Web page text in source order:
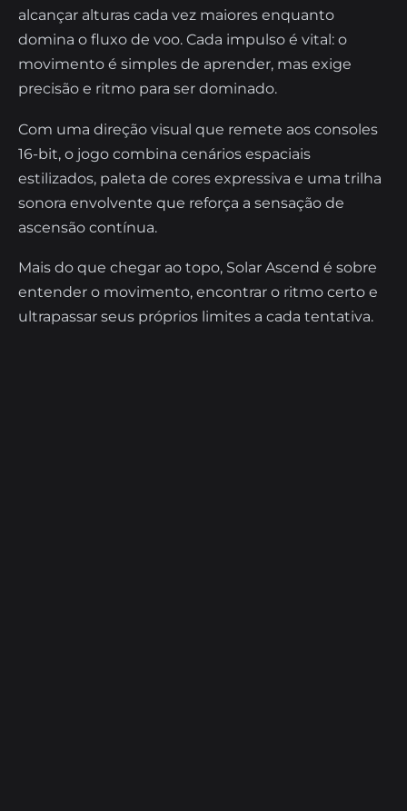
alcançar alturas cada vez maiores enquanto
domina o fluxo de voo. Cada impulso é vital: o
movimento é simples de aprender, mas exige
precisão e ritmo para ser dominado.
Com uma direção visual que remete aos consoles
16-bit, o jogo combina cenários espaciais
estilizados, paleta de cores expressiva e uma trilha
sonora envolvente que reforça a sensação de
ascensão contínua.
Mais do que chegar ao topo, Solar Ascend é sobre
entender o movimento, encontrar o ritmo certo e
ultrapassar seus próprios limites a cada tentativa.